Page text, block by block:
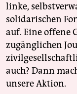
linke,
solidarischen
auf. Eine offene
zugänglichen
auch? Dann
unsere Aktion.